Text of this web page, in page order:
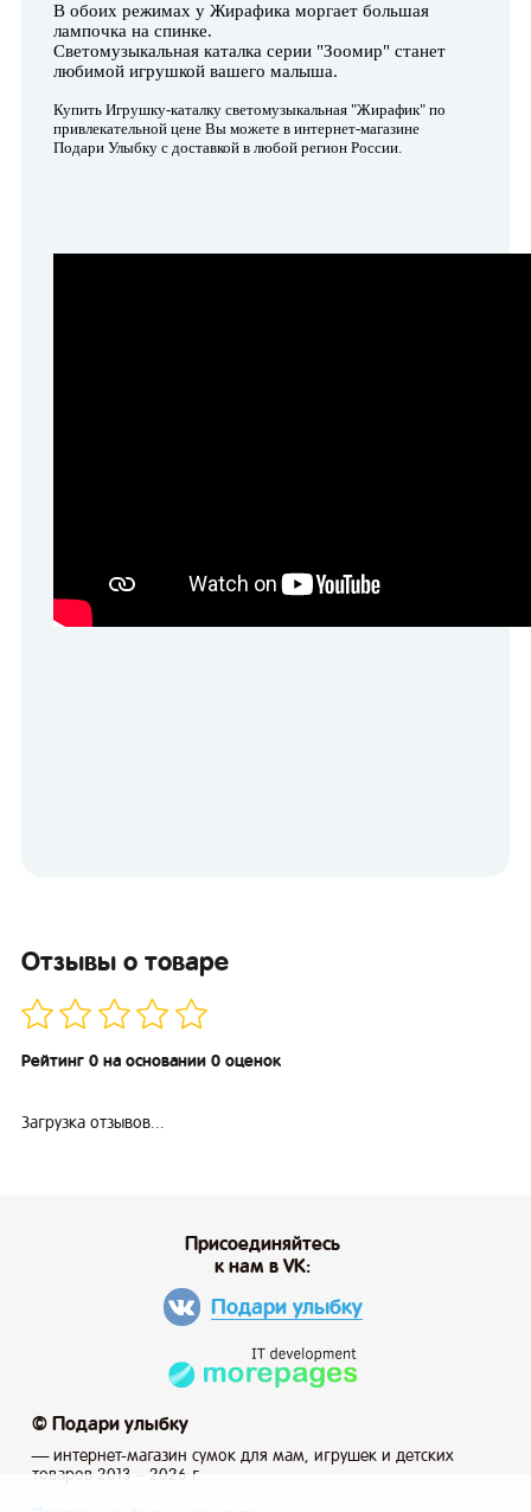
В обоих режимах у Жирафика моргает большая
лампочка на спинке.
Светомузыкальная каталка серии "Зоомир" станет
любимой игрушкой вашего малыша.
Купить Игрушку-каталку светомузыкальная "Жирафик" по
привлекательной цене Вы можете в интернет-магазине
Подари Улыбку с доставкой в любой регион России.
Отзывы о товаре
Рейтинг 0 на основании 0 оценок
Загрузка отзывов...
© Подари улыбку
— интернет-магазин сумок для мам, игрушек и детских
товаров 2013 – 2026 г.
Присоединяйтесь
к нам в VK:
Подари улыбку